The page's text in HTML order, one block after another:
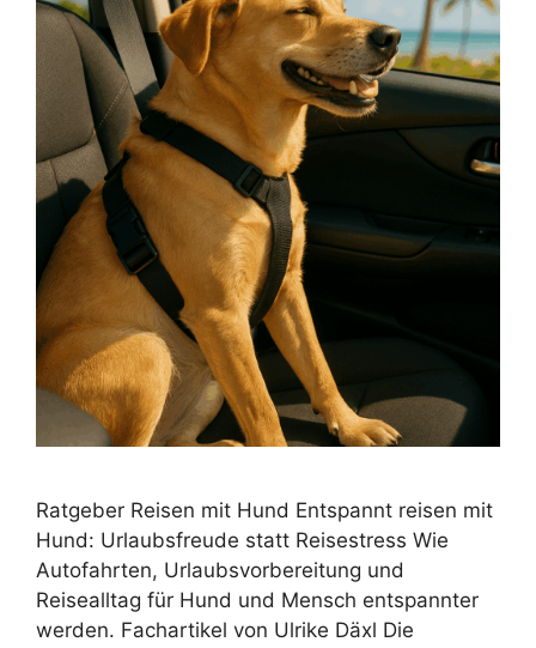
Ratgeber Reisen mit Hund Entspannt reisen mit
Hund: Urlaubsfreude statt Reisestress Wie
Autofahrten, Urlaubsvorbereitung und
Reisealltag für Hund und Mensch entspannter
werden. Fachartikel von Ulrike Däxl Die